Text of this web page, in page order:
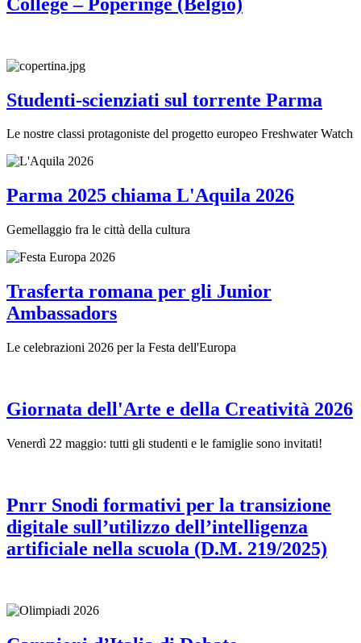
Studenti-scienziati sul torrente Parma
Le nostre classi protagoniste del progetto europeo Freshwater Watch
Parma 2025 chiama L'Aquila 2026
Gemellaggio fra le città della cultura
Trasferta romana per gli Junior
Ambassadors
Le celebrazioni 2026 per la Festa dell'Europa
Giornata dell'Arte e della Creatività 2026
Venerdì 22 maggio: tutti gli studenti e le famiglie sono invitati!
Pnrr Snodi formativi per la transizione
digitale sull’utilizzo dell’intelligenza
artificiale nella scuola (D.M. 219/2025)